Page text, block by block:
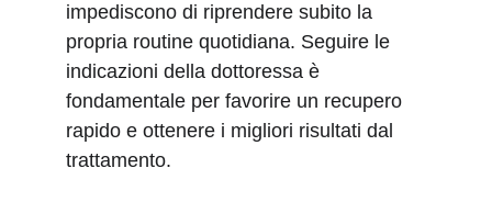
impediscono di riprendere subito la
propria routine quotidiana. Seguire le
indicazioni della dottoressa è
fondamentale per favorire un recupero
rapido e ottenere i migliori risultati dal
trattamento.